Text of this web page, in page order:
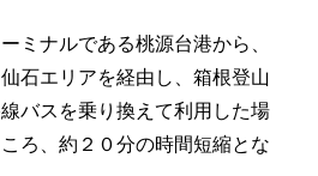
ミナルである桃源台港から、
石エリアを経由し、箱根登山
バスを乗り換えて利用した場
ろ、約２０分の時間短縮とな